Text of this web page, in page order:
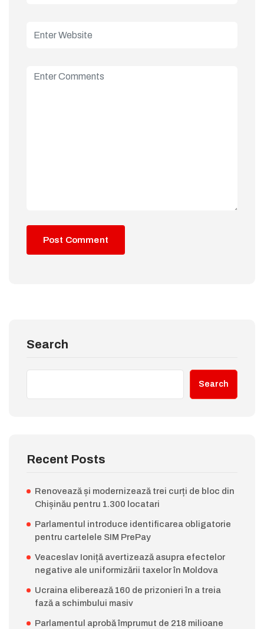
Search
Search
Recent Posts
Renovează și modernizează trei curți de bloc din
Chișinău pentru 1.300 locatari
Parlamentul introduce identificarea obligatorie
pentru cartelele SIM PrePay
Veaceslav Ioniță avertizează asupra efectelor
negative ale uniformizării taxelor în Moldova
Ucraina eliberează 160 de prizonieri în a treia
fază a schimbului masiv
Parlamentul aprobă împrumut de 218 milioane